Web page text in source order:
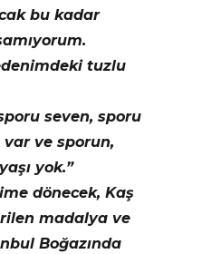
bu kadar
tuzlu
seven, sporu
ve sporun,
yok.”
dönecek, Kaş
madalya ve
Boğazında